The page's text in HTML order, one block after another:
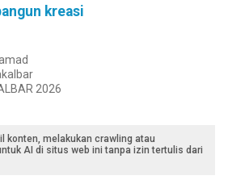
kreasi
2026
konten, melakukan crawling atau
AI di situs web ini tanpa izin tertulis dari